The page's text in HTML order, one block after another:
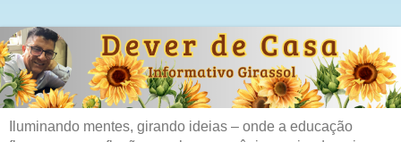
Iluminando mentes, girando ideias – onde a educação